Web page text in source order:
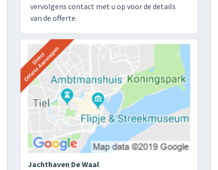
vervolgens contact met u op voor de details
van de offerte.
Jachthaven De Waal